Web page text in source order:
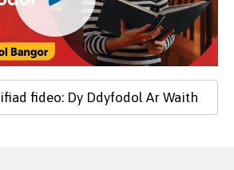
fideo: Dy Ddyfodol Ar Waith